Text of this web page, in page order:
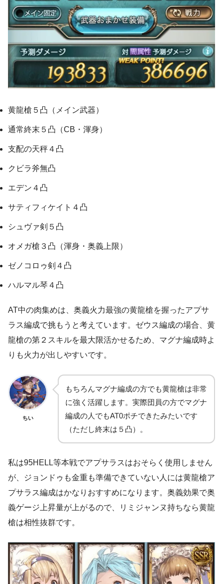
黄龍槍５凸（メイン武器）
通常終末５凸（CB・渾身）
支配の天秤４凸
クビラ斧無凸
エデン４凸
サティフィケイト４凸
シュヴァ剣５凸
オメガ槍３凸（渾身・奥義上限）
ゼノコロゥ剣４凸
ハルマル琴４凸
AT中の肉集めは、奥義火力最強の黄龍槍を握ったアプサ
ラス編成で挑もうと考えています。ゼウス編成の場合、黄
龍槍の第２スキルを最大限活かせるため、マグナ編成時よ
りも火力が出しやすいです。
ちい
もちろんマグナ編成の方でも黄龍槍は非常
に強く活躍します。実際団員の方でマグナ
編成の人でもAT0ポチできたみたいです
（ただし終末は５凸）。
私は95HELL等本戦でアプサラスはおそらく使用しません
が、ジョンドゥも金重も準備できていない人には黄龍槍ア
プサラス編成はかなりおすすめになります。奥義効果で奥
義ゲージ上昇量が上がるので、リミジャンヌ持ちなら黄龍
槍は相性抜群です。